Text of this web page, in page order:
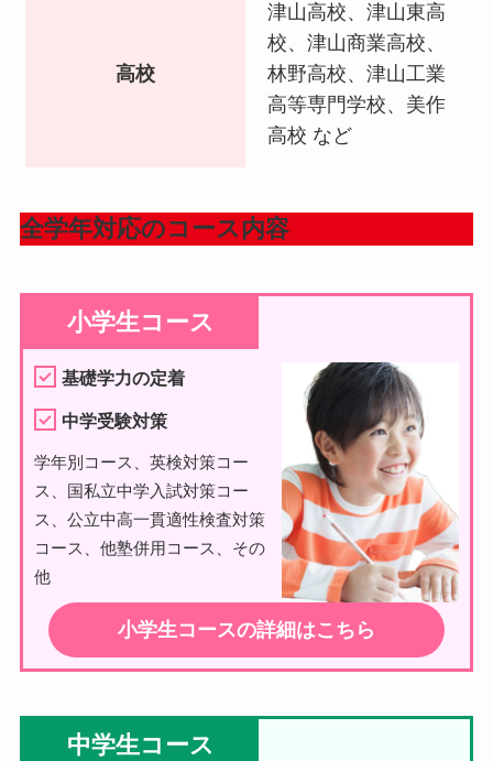
高校
津山高校、津山東高
校、津山商業高校、
林野高校、津山工業
高等専門学校、美作
高校 など
全学年対応のコース内容
小学生コース
基礎学力の定着
中学受験対策
学年別コース、英検対策コー
ス、国私立中学入試対策コー
ス、公立中高一貫適性検査対策
コース、他塾併用コース、その
他
小学生コースの詳細はこちら
中学生コース